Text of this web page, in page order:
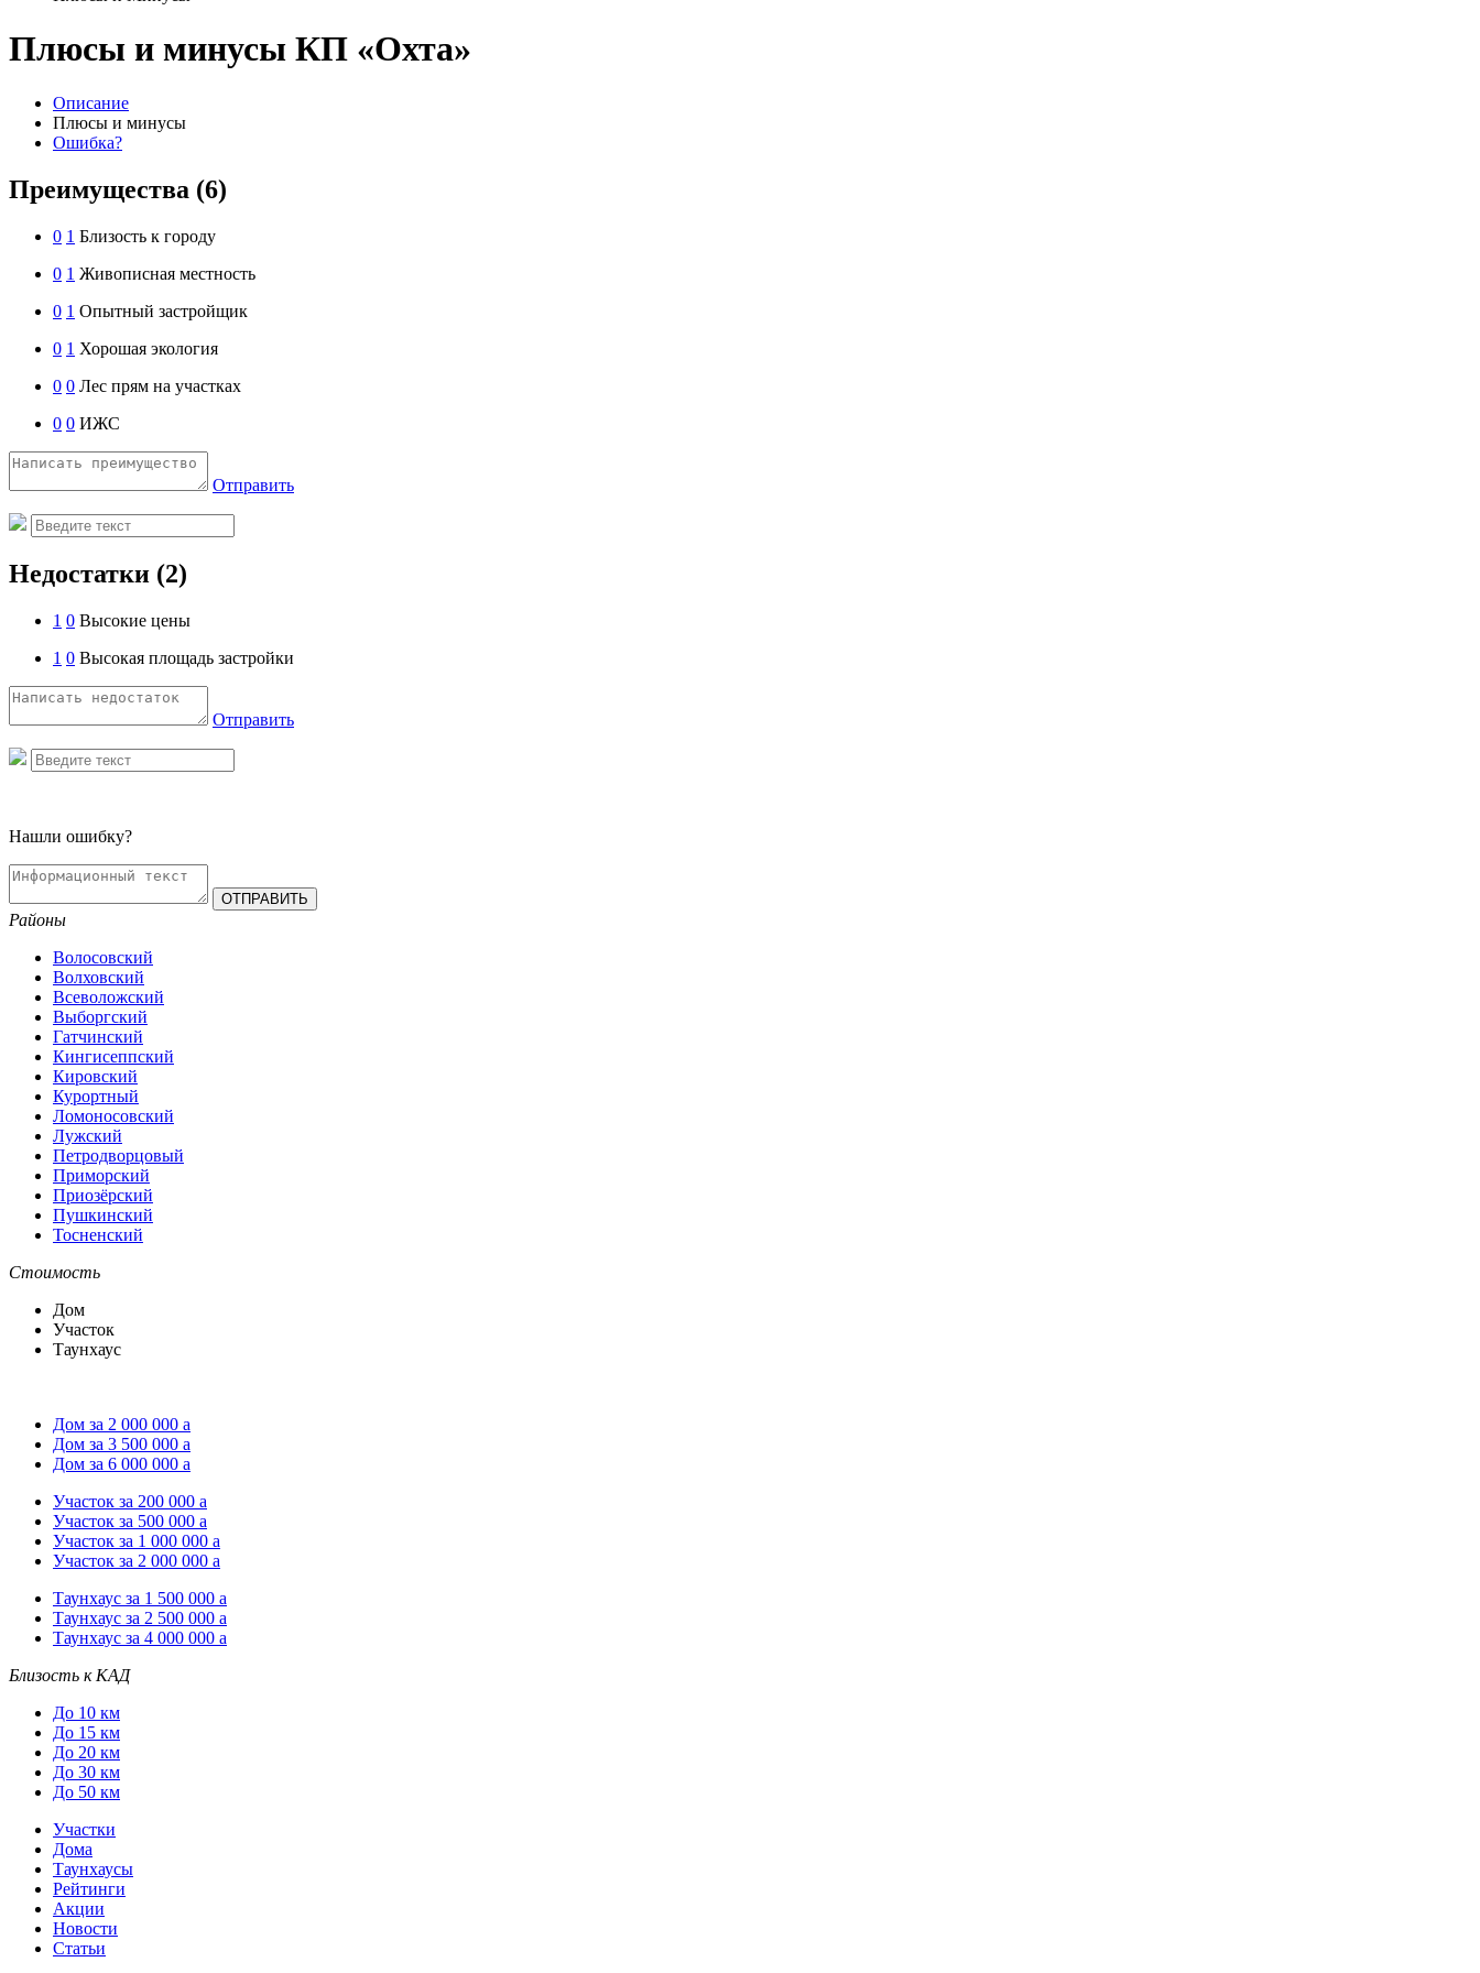
Плюсы и минусы КП «Охта»
Описание
Плюсы и минусы
Ошибка?
Преимущества (6)
0 1 Близость к городу
0 1 Живописная местность
0 1 Опытный застройщик
0 1 Хорошая экология
0 0 Лес прям на участках
0 0 ИЖС
Отправить
Недостатки (2)
1 0 Высокие цены
1 0 Высокая площадь застройки
Отправить
Нашли ошибку?
Районы
Волосовский
Волховский
Всеволожский
Выборгский
Гатчинский
Кингисеппский
Кировский
Курортный
Ломоносовский
Лужский
Петродворцовый
Приморский
Приозёрский
Пушкинский
Тосненский
Стоимость
Дом
Участок
Таунхаус
Дом за 2 000 000 a
Дом за 3 500 000 a
Дом за 6 000 000 a
Участок за 200 000 a
Участок за 500 000 a
Участок за 1 000 000 a
Участок за 2 000 000 a
Таунхаус за 1 500 000 a
Таунхаус за 2 500 000 a
Таунхаус за 4 000 000 a
Близость к КАД
До 10 км
До 15 км
До 20 км
До 30 км
До 50 км
Участки
Дома
Таунхаусы
Рейтинги
Акции
Новости
Статьи